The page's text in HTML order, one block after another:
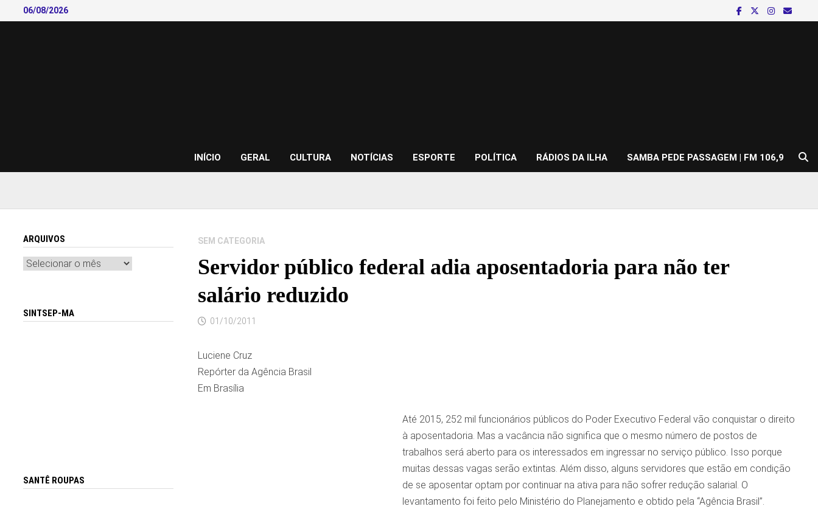
to
06/08/2026
INÍCIO GERAL CULTURA NOTÍCIAS ESPORTE POLÍTICA RÁDIOS DA ILHA SAMBA PEDE PASSAGEM | FM 106,9
SEM CATEGORIA
Servidor público federal adia aposentadoria para não ter
salário reduzido
01/10/2011
Luciene Cruz
Repórter da Agência Brasil
Em Brasília
Até 2015, 252 mil funcionários públicos do Poder Executivo Federal vão conquistar o direito
à aposentadoria. Mas a vacância não significa que o mesmo número de postos de
trabalhos será aberto para os interessados em ingressar no serviço público. Isso porque
muitas dessas vagas serão extintas. Além disso, alguns servidores que estão em condição
de se aposentar optam por continuar na ativa para não sofrer redução salarial. O
levantamento foi feito pelo Ministério do Planejamento e obtido pela “Agência Brasil”.
ARQUIVOS
Arquivos
SINTSEP-MA
SANTÊ ROUPAS